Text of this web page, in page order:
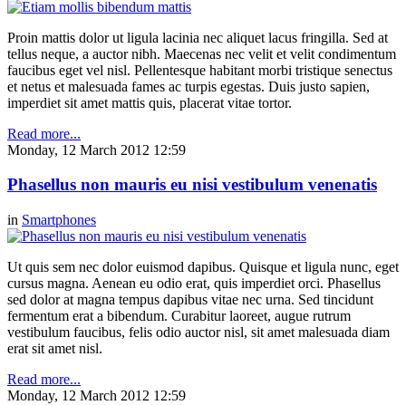
Proin mattis dolor ut ligula lacinia nec aliquet lacus fringilla. Sed at
tellus neque, a auctor nibh. Maecenas nec velit et velit condimentum
faucibus eget vel nisl. Pellentesque habitant morbi tristique senectus
et netus et malesuada fames ac turpis egestas. Duis justo sapien,
imperdiet sit amet mattis quis, placerat vitae tortor.
Read more...
Monday, 12 March 2012 12:59
Phasellus non mauris eu nisi vestibulum venenatis
in Smartphones
Ut quis sem nec dolor euismod dapibus. Quisque et ligula nunc, eget
cursus magna. Aenean eu odio erat, quis imperdiet orci. Phasellus
sed dolor at magna tempus dapibus vitae nec urna. Sed tincidunt
fermentum erat a bibendum. Curabitur laoreet, augue rutrum
vestibulum faucibus, felis odio auctor nisl, sit amet malesuada diam
erat sit amet nisl.
Read more...
Monday, 12 March 2012 12:59